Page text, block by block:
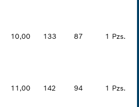
10,00 133 87 1 Pzs.
11,00 142 94 1 Pzs.